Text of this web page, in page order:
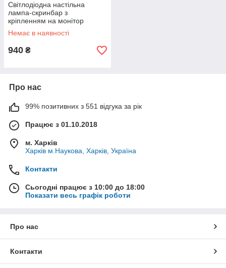
Світлодіодна настільна
лампа-скринбар з
кріпленням на монітор
Немає в наявності
940 ₴
Про нас
99% позитивних з 551 відгука за рік
Працює з 01.10.2018
м. Харків
Харків м.Наукова, Харків, Україна
Контакти
Сьогодні працює з 10:00 до 18:00
Показати весь графік роботи
Про нас
Контакти